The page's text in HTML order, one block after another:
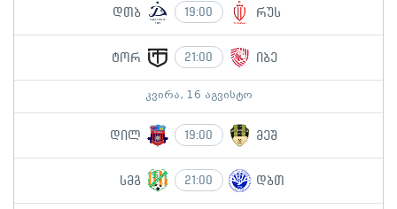
დთბ 19:00 რუს
ტორ 21:00 იბე
კვირა, 16 აგვისტო
დილ 19:00 მეშ
სმგ 21:00 დბთ